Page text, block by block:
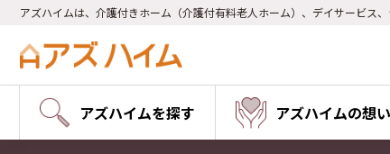
アズハイムは、介護付きホーム（介護付有料老人ホーム）、デイサービス
アズハイムを探す アズハイムの想い